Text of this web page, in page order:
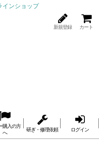
インショップ
新規登録 カート
購入の方
へ
研ぎ・修理依頼 ログイン